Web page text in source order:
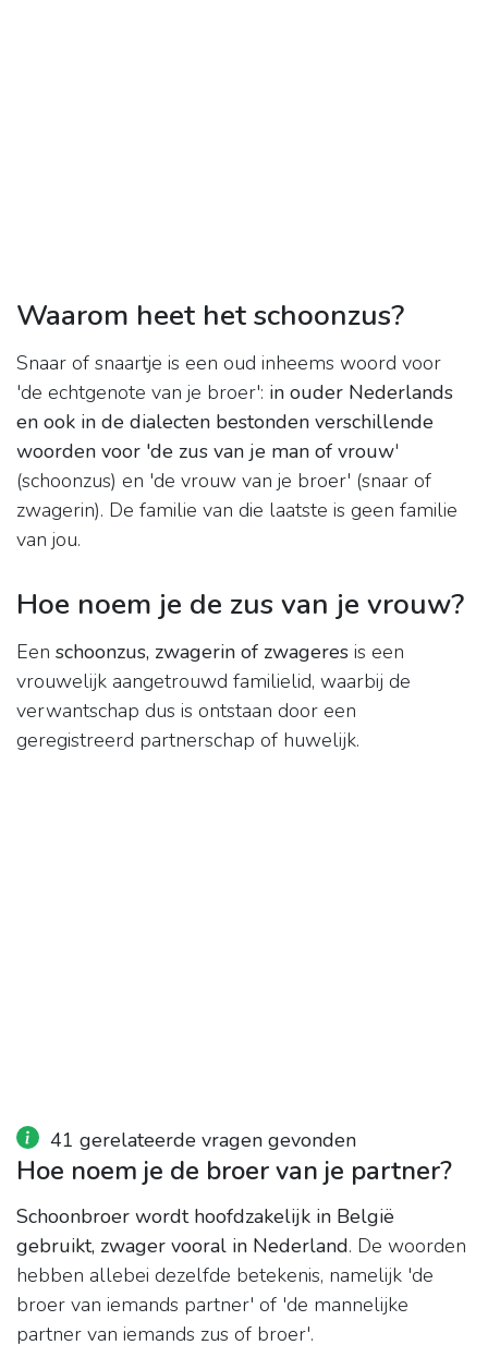
Waarom heet het schoonzus?
Snaar of snaartje is een oud inheems woord voor
'de echtgenote van je broer': in ouder Nederlands
en ook in de dialecten bestonden verschillende
woorden voor 'de zus van je man of vrouw'
(schoonzus) en 'de vrouw van je broer' (snaar of
zwagerin). De familie van die laatste is geen familie
van jou.
Hoe noem je de zus van je vrouw?
Een schoonzus, zwagerin of zwageres is een
vrouwelijk aangetrouwd familielid, waarbij de
verwantschap dus is ontstaan door een
geregistreerd partnerschap of huwelijk.
41 gerelateerde vragen gevonden
Hoe noem je de broer van je partner?
Schoonbroer wordt hoofdzakelijk in België
gebruikt, zwager vooral in Nederland. De woorden
hebben allebei dezelfde betekenis, namelijk 'de
broer van iemands partner' of 'de mannelijke
partner van iemands zus of broer'.